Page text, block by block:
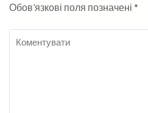
Обов’язкові поля позначені *